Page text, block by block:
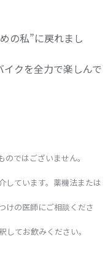
の私”に戻れまし
クを全力で楽しんで
ではございません。
しています。薬機法または
けの医師にご相談くださ
てお飲みください。